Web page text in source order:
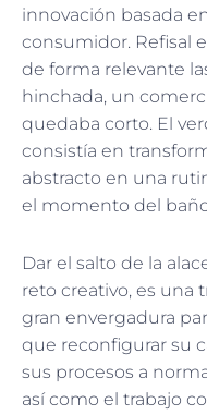
innovación basada
consumidor. Refisal
de forma relevante
hinchada, un
quedaba corto. El
consistía en
abstracto en una
el momento del
Dar el salto de la
reto creativo, es una
gran envergadura
que reconfigurar su
sus procesos a
así como el trabajo